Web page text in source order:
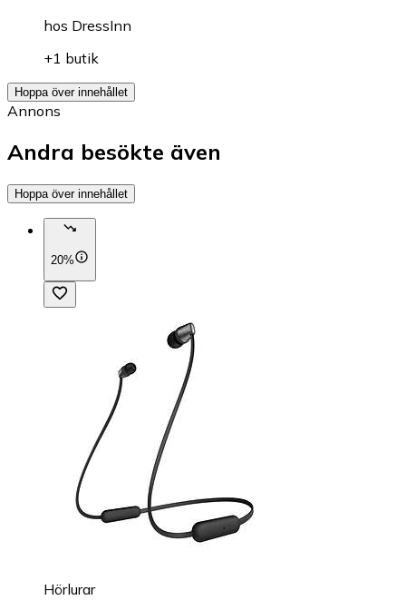
hos DressInn
+1 butik
Hoppa över innehållet
Annons
Andra besökte även
Hoppa över innehållet
20%
Hörlurar